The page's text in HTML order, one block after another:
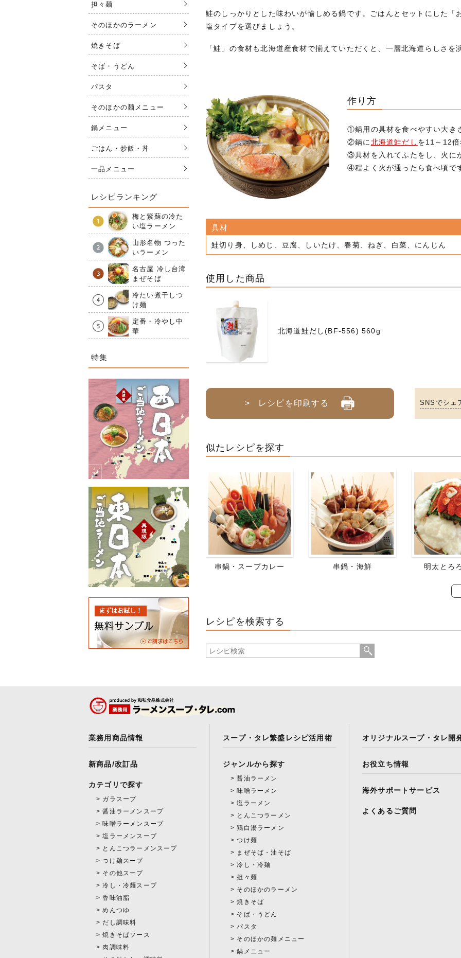
鮭のしっかりとした味わいが愉しめる鍋です。ごはんとセットにした「
塩タイプを選びましょう。
「鮭」の食材も北海道産食材で揃えていただくと、一層北海道らしさを
作り方
①鍋用の具材を食べやすい大き
②鍋に 北海道鮭だし を11～12
③具材を入れてふたをし、火に
④程よく火が通ったら食べ頃で
具材
鮭切り身、しめじ、豆腐、しいたけ、春菊、ねぎ、白菜、にんじん
使用した商品
北海道鮭だし(BF-556) 560g
> レシピを印刷する SNSでシェ
似たレシピを探す
串鍋・スープカレー 串鍋・海鮮 明太とろ
レシピを検索する
担々麺
そのほかのラーメン
焼きそば
そば・うどん
パスタ
そのほかの麺メニュー
鍋メニュー
ごはん・炒飯・丼
一品メニュー
レシピランキング
梅と紫蘇の冷た
い塩ラーメン
山形名物 つった
いラーメン
名古屋 冷し台湾
まぜそば
冷たい煮干しつ
け麺
定番・冷やし中
華
特集
業務用商品情報
新商品/改訂品
カテゴリで探す
ガラスープ
醤油ラーメンスープ
味噌ラーメンスープ
塩ラーメンスープ
とんこつラーメンスープ
つけ麺スープ
その他スープ
冷し・冷麺スープ
香味油脂
めんつゆ
だし調味料
焼きそばソース
肉調味料
スープ・タレ繁盛レシピ活用術
ジャンルから探す
醤油ラーメン
味噌ラーメン
塩ラーメン
とんこつラーメン
鶏白湯ラーメン
つけ麺
まぜそば・油そば
冷し・冷麺
担々麺
そのほかのラーメン
焼きそば
そば・うどん
パスタ
そのほかの麺メニュー
鍋メニュー
オリジナルスープ・タレ開
お役立ち情報
海外サポートサービス
よくあるご質問